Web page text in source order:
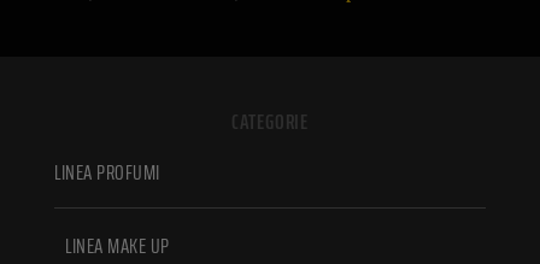
CATEGORIE
LINEA PROFUMI
LINEA MAKE UP